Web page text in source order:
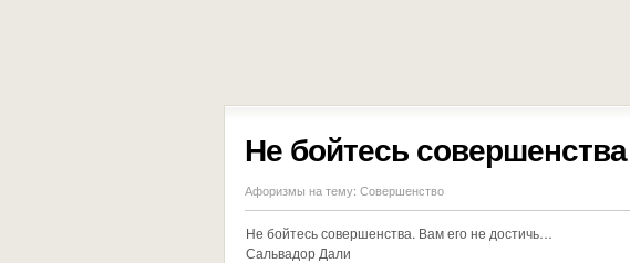
Не бойтесь совершенства
Афоризмы на тему: Совершенство
Не бойтесь совершенства. Вам его не достичь…
Сальвадор Дали